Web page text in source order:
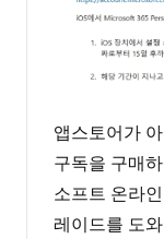
앱스토어가
구독을 구매
소프트 온라
레이드를 도